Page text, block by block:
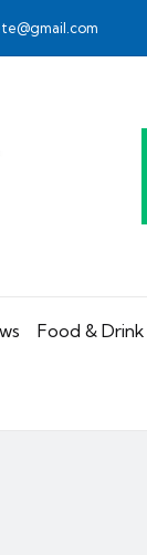
Food & Drink